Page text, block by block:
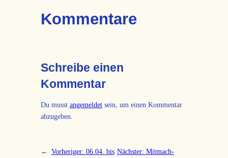
Kommentare
Schreibe einen
Kommentar
Du musst angemeldetsein, um einen Kommentar
abzugeben.
← Vorheriger: 06.04. bis Nächster:Mitmach-